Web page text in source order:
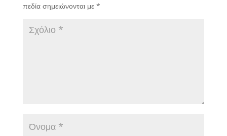
πεδία σημειώνονται με *